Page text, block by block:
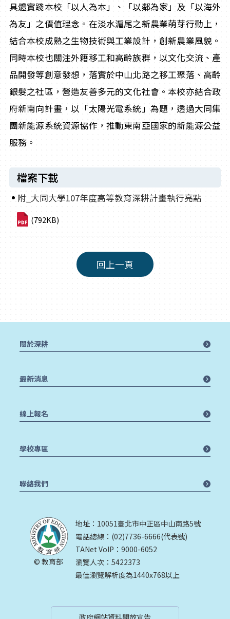
具體實踐本校「以人為本」、「以鄰為家」及「以海外
為友」之價值理念。在淡水滬尾之新農業萌芽行動上，
結合本校成熟之生物技術與工業設計，創新農業風貌。
同時本校也關注外籍移工和高齡族群，以文化交流、產
品開發等創意發想，落實於中山北路之移工聚落、高齡
銀髮之社區，營造友善多元的文化社會。本校亦結合政
府新南向計畫，以「太陽光電系統」為題，透過大同集
團新能源系統資源協作，推動東南亞國家的新能源公益
服務。
檔案下載
附_大同大學107年度高等教育深耕計畫執行亮點
(792KB)
回上一頁
© 教育部
地址：10051臺北市中正區中山南路5號
電話總線：(02)7736-6666(代表號)
TANet VoIP：9000-6052
瀏覽人次：5422373
最佳瀏覽解析度為1440x768以上
關於深耕
最新消息
線上報名
學校專區
聯絡我們